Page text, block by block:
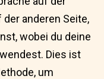
anderen Seite,
wobei du deine
Dies ist
um